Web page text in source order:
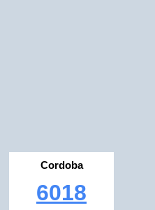
Cordoba
6018